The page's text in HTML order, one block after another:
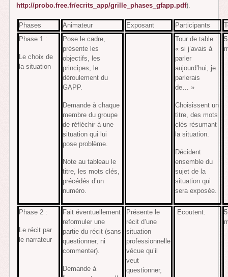
http://probo.free.fr/ecrits_app/grille_phases_gfapp.pdf).
Phases Animateur Exposant Participants
Phase 1 :
Le choix de
la situation
Pose le cadre,
présente les
objectifs, les
principes, le
déroulement du
GAPP.
Demande à chaque
membre du groupe
de réfléchir à une
situation qui lui
pose problème.
Note au tableau le
titre, les mots clés,
précédés d’un
numéro.
Tour de table :
« si j’avais à
parler
aujourd’hui, je
parlerais
de… »
Choisissent un
titre, des mots
clés résumant
la situation.
Décident
ensemble du
sujet de la
situation qui
sera exposée.
Phase 2 :
Le récit par
le narrateur
Fait éventuellement
reformuler une
partie du récit (sans
questionner, ni
commenter).
Demande à
Présente le
récit d’une
situation
professionnelle
vécue qu’il
veut
questionner,
Ecoutent.